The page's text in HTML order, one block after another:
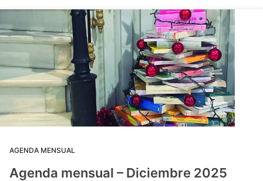
AGENDA MENSUAL
Agenda mensual – Diciembre 2025